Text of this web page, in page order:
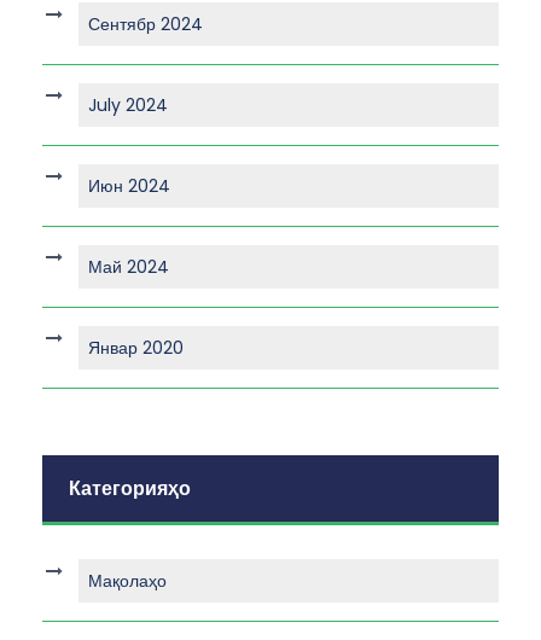
Сентябр 2024
July 2024
Июн 2024
Май 2024
Январ 2020
Категорияҳо
Мақолаҳо